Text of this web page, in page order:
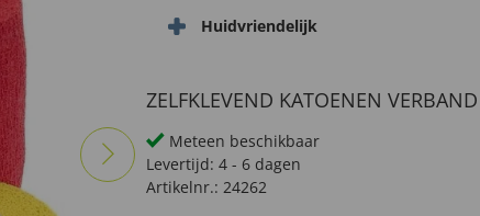
Huidvriendelijk
ZELFKLEVEND KATOENEN VERBAND
Meteen beschikbaar
Levertijd: 4 - 6 dagen
Artikelnr.: 24262